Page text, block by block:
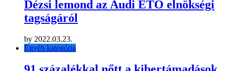
Dézsi lemond az Audi ETO elnökségi
tagságáról
by 2022.03.23.
Egyéb kategória